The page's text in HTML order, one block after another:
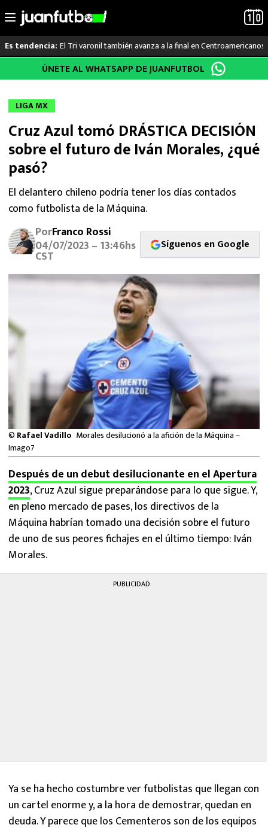
al
Es tendencia: El Tri varonil también avanza a la final en Centroamericanos
LO ÚLTIMO
LIGA MX
RAYADOS
PUMAS
ATLANTE
FUTBOL INTERNACIONAL
MEXICANOS EN EL EXTRANJERO
FÓRMULA 1
LIGA MX
NFL
ÚNETE AL WHATSAPP DE JUANFUTBOL
LIGA MX
Cruz Azul tomó DRÁSTICA DECISIÓN
sobre el futuro de Iván Morales, ¿qué
pasó?
El delantero chileno podría tener los días contados
como futbolista de la Máquina.
PorFranco Rossi
04/07/2023 – 13:46hs
CST
Síguenos en Google
© Rafael Vadillo Morales desilucionó a la afición de la Máquina –
Imago7
Después de un debut desilucionante en el Apertura
2023, Cruz Azul sigue preparándose para lo que sigue. Y,
en pleno mercado de pases, los directivos de la
Máquina habrían tomado una decisión sobre el futuro
de uno de sus peores fichajes en el último tiempo: Iván
Morales.
PUBLICIDAD
Ya se ha hecho costumbre ver futbolistas que llegan con
un cartel enorme y, a la hora de demostrar, quedan en
deuda. Y parece que los Cementeros son de los equipos